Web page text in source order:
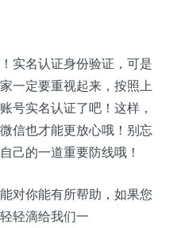
实名认证身份验证，可是
一定要重视起来，按照上
号实名认证了吧！这样，
信也才能更放心哦！别忘
己的一道重要防线哦！
对你能有所帮助，如果您
轻滴给我们一